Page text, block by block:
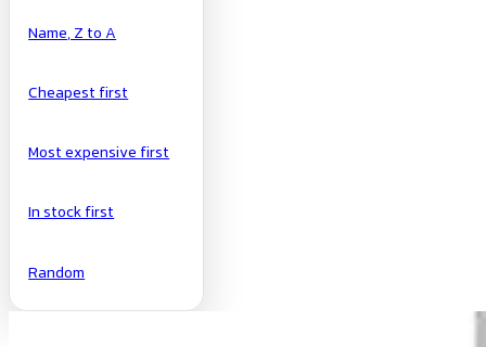
Name, Z to A
Cheapest first
Most expensive first
In stock first
Random